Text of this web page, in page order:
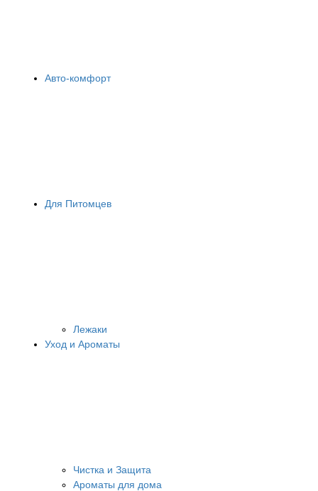
Авто-комфорт
Для Питомцев
Лежаки
Уход и Ароматы
Чистка и Защита
Ароматы для дома